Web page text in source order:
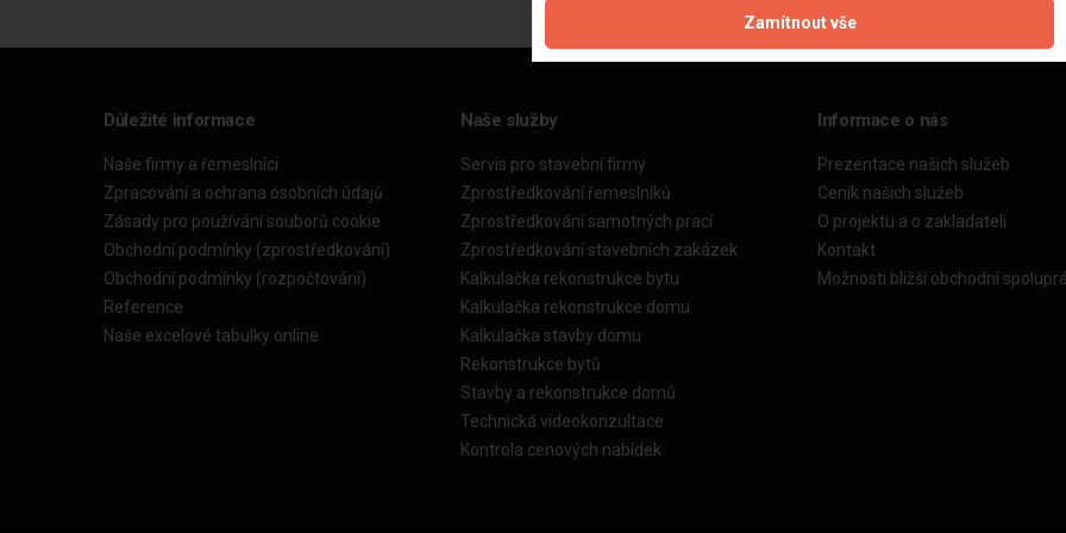
Důležité informace
Naše firmy a řemeslníci
Zpracování a ochrana osobních údajů
Zásady pro používání souborů cookie
Obchodní podmínky (zprostředkování)
Obchodní podmínky (rozpočtování)
Reference
Naše excelové tabulky online
Naše služby
Servis pro stavební firmy
Zprostředkování řemeslníků
Zprostředkování samotných prací
Zprostředkování stavebních zakázek
Kalkulačka rekonstrukce bytu
Kalkulačka rekonstrukce domu
Kalkulačka stavby domu
Rekonstrukce bytů
Stavby a rekonstrukce domů
Technická videokonzultace
Kontrola cenových nabídek
Informace o nás
Prezentace našich služeb
Ceník našich služeb
O projektu a o zakladateli
Kontakt
Možnosti bližší obchodní
Zamítnout vše